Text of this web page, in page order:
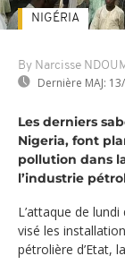
By Narcisse
Dernière MAJ:
NIGÉRIA
Les derniers
Nigeria, font
pollution dans
l’industrie
L’attaque de
visé les
pétrolière d’Etat,